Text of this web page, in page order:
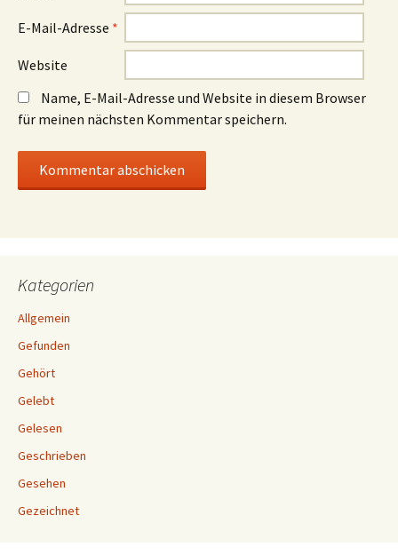
E-Mail-Adresse *
Website
Name, E-Mail-Adresse und Website in diesem Browser
für meinen nächsten Kommentar speichern.
Kategorien
Allgemein
Gefunden
Gehört
Gelebt
Gelesen
Geschrieben
Gesehen
Gezeichnet